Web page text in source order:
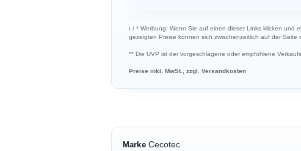
ℹ︎ / * Werbung: Wenn Sie auf einen dieser Links klicken
gezeigten Preise können sich zwischenzeitlich auf der
** Die UVP ist der vorgeschlagene oder empfohlene
Preise inkl. MwSt., zzgl. Versandkosten
Marke Cecotec